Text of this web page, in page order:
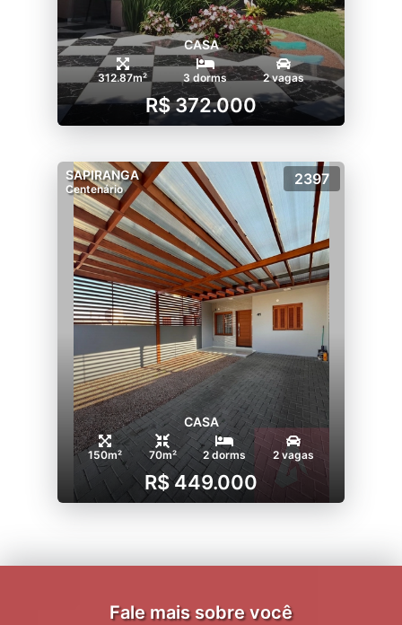
CASA
312.87m² 3 dorms 2 vagas
R$ 372.000
SAPIRANGA
Centenário
2397
CASA
150m² 70m² 2 dorms 2 vagas
R$ 449.000
Fale mais sobre você